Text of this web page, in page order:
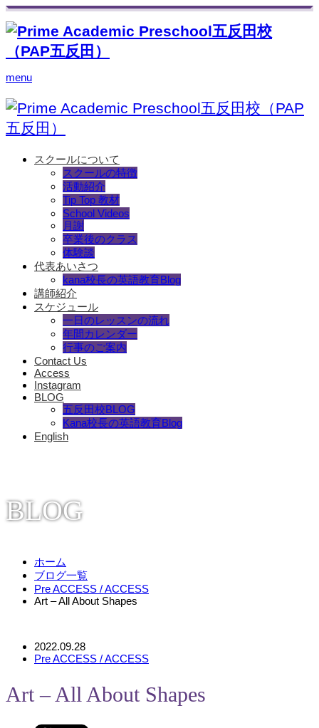
menu
スクールについて
スクールの特徴
活動紹介
Tip Top 教材
School Videos
月謝
卒業後のクラス
体験談
代表あいさつ
kana校長の英語教育Blog
講師紹介
スケジュール
一日のレッスンの流れ
年間カレンダー
行事のご案内
Contact Us
Access
Instagram
BLOG
五反田校BLOG
Kana校長の英語教育Blog
English
BLOG
ホーム
ブログ一覧
Pre ACCESS / ACCESS
Art – All About Shapes
2022.09.28
Pre ACCESS / ACCESS
Art – All About Shapes